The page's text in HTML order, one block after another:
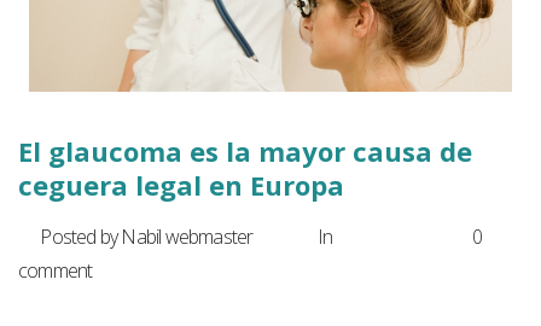
El glaucoma es la mayor causa de
ceguera legal en Europa
Posted by Nabil webmaster In
0
comment